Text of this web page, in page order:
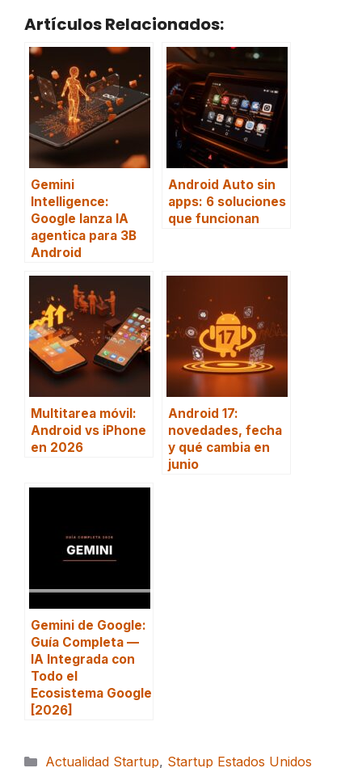
Artículos Relacionados:
Gemini
Intelligence:
Google lanza IA
agentica para 3B
Android
Android Auto sin
apps: 6 soluciones
que funcionan
Multitarea móvil:
Android vs iPhone
en 2026
Android 17:
novedades, fecha
y qué cambia en
junio
Gemini de Google:
Guía Completa —
IA Integrada con
Todo el
Ecosistema Google
[2026]
Categorías
Actualidad Startup, Startup Estados Unidos